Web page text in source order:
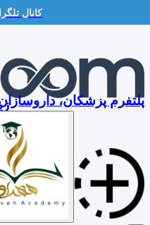
کانال
Skip
content
پلتفرم پزشکان،